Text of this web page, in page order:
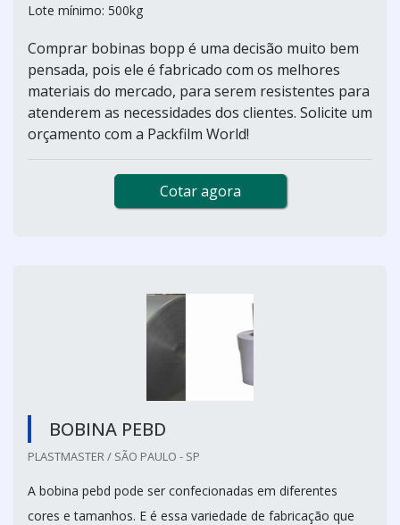
Lote mínimo: 500kg
Comprar bobinas bopp é uma decisão muito bem
pensada, pois ele é fabricado com os melhores
materiais do mercado, para serem resistentes para
atenderem as necessidades dos clientes. Solicite um
orçamento com a Packfilm World!
Cotar agora
BOBINA PEBD
PLASTMASTER / SÃO PAULO - SP
A bobina pebd pode ser confecionadas em diferentes
cores e tamanhos. E é essa variedade de fabricação que